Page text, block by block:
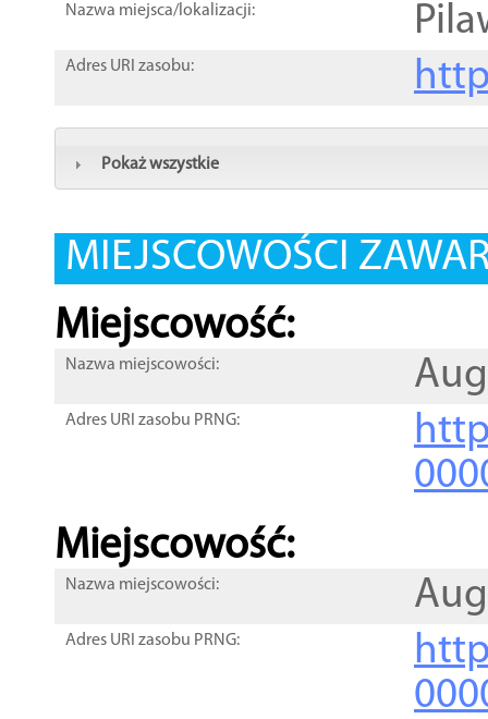
Nazwa miejsca/lokalizacji:
Adres URI zasobu:
Pokaż wszystkie
MIEJSCOWOŚCI
Miejscowość:
Nazwa miejscowości:
Adres URI zasobu PRNG:
Miejscowość:
Nazwa miejscowości:
Adres URI zasobu PRNG: